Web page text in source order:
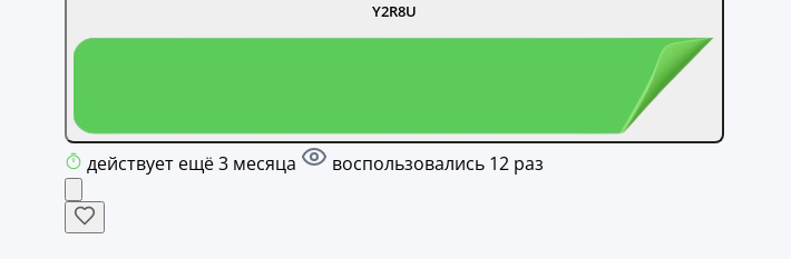
Y2R8U
действует ещё 3 месяца воспользовались 12 раз